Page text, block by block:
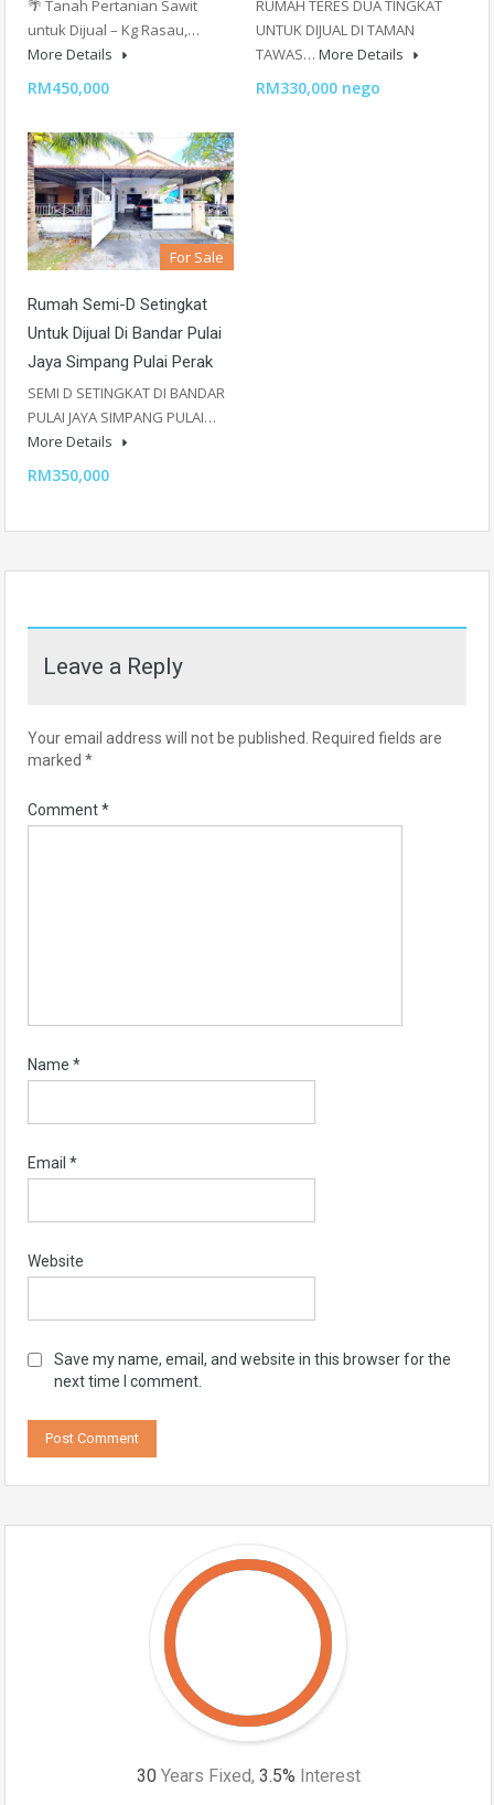
🌴 Tanah Pertanian Sawit
untuk Dijual – Kg Rasau,…
More Details
RM450,000
RUMAH TERES DUA TINGKAT
UNTUK DIJUAL DI TAMAN
TAWAS… More Details
RM330,000 nego
For Sale
Rumah Semi-D Setingkat
Untuk Dijual Di Bandar Pulai
Jaya Simpang Pulai Perak
SEMI D SETINGKAT DI BANDAR
PULAI JAYA SIMPANG PULAI…
More Details
RM350,000
Leave a Reply
Your email address will not be published.
Required fields are
marked *
Comment*
Name *
Email *
Website
Save my name, email, and website in this browser for the
next time I comment.
30 Years Fixed, 3.5% Interest